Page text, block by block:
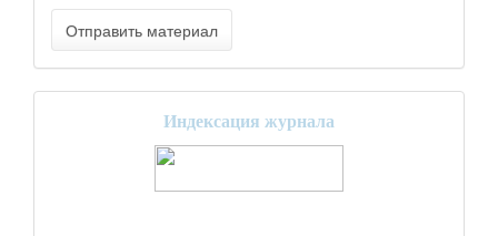
Отправить материал
Индексация журнала